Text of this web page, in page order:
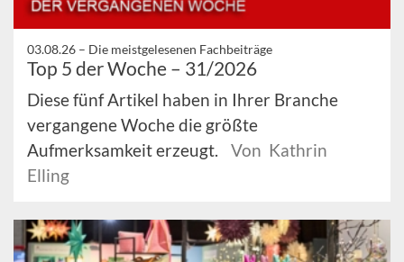
03.08.26 – Die meistgelesenen Fachbeiträge
Top 5 der Woche – 31/2026
Diese fünf Artikel haben in Ihrer Branche
vergangene Woche die größte
Aufmerksamkeit erzeugt.
Von Kathrin
Elling